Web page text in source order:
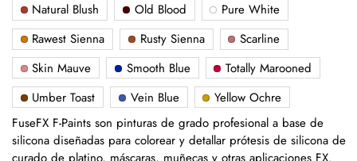
Natural Blush
Old Blood
Pure White
Rawest Sienna
Rusty Sienna
Scarline
Skin Mauve
Smooth Blue
Totally Marooned
Umber Toast
Vein Blue
Yellow Ochre
FuseFX F-Paints son pinturas de grado profesional a base de
silicona diseñadas para colorear y detallar prótesis de silicona de